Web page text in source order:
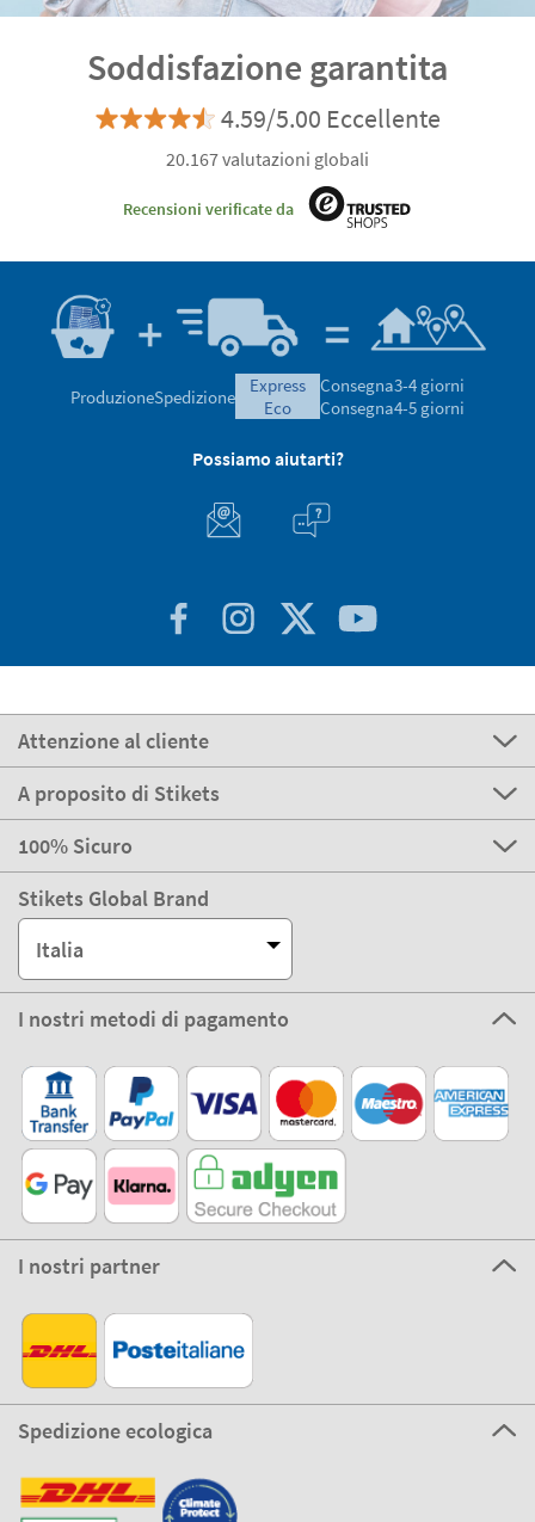
Soddisfazione garantita
4.59/5.00 Eccellente
20.167 valutazioni globali
Recensioni verificate da
ProduzioneSpedizione
express
eco
Consegna3-4 giorni
Consegna4-5 giorni
Possiamo aiutarti?
Attenzione al cliente
A proposito di Stikets
100% Sicuro
Stikets Global Brand
Italia
I nostri metodi di pagamento
I nostri partner
Spedizione ecologica